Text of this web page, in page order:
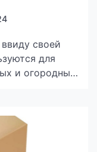
своей
для
и огородных
к корням
такой
вода